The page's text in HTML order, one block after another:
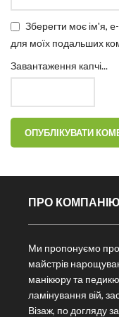
Зберегти моє ім'я,
для моїх подальших
Завантаження капчі...
ПРО КОМПАНІЮ
Ми пропонуємо
майстрів
манікюру та
ламінування вій,
Візаж, по догляду